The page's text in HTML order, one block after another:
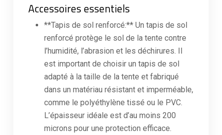
Accessoires essentiels
**Tapis de sol renforcé:** Un tapis de sol
renforcé protège le sol de la tente contre
l’humidité, l’abrasion et les déchirures. Il
est important de choisir un tapis de sol
adapté à la taille de la tente et fabriqué
dans un matériau résistant et imperméable,
comme le polyéthylène tissé ou le PVC.
L’épaisseur idéale est d’au moins 200
microns pour une protection efficace.